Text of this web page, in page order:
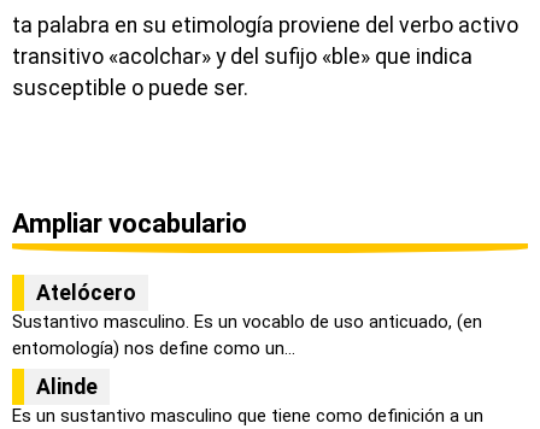
ta palabra en su etimología proviene del verbo activo
transitivo «acolchar» y del sufijo «ble» que indica
susceptible o puede ser.
Ampliar vocabulario
Atelócero
Sustantivo masculino. Es un vocablo de uso anticuado, (en
entomología) nos define como un...
Alinde
Es un sustantivo masculino que tiene como definición a un